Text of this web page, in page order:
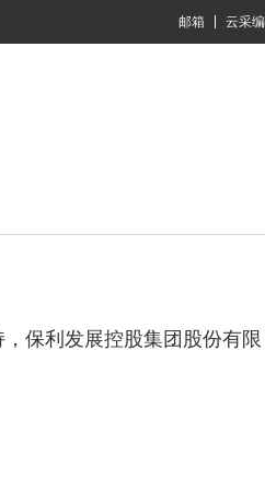
邮箱 云采编
保利发展控股集团股份有限